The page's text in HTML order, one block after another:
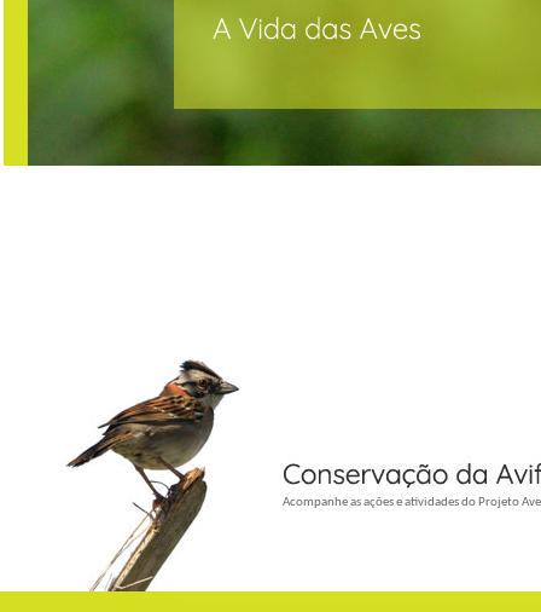
_Acompanhe as ações e atividades do Projeto